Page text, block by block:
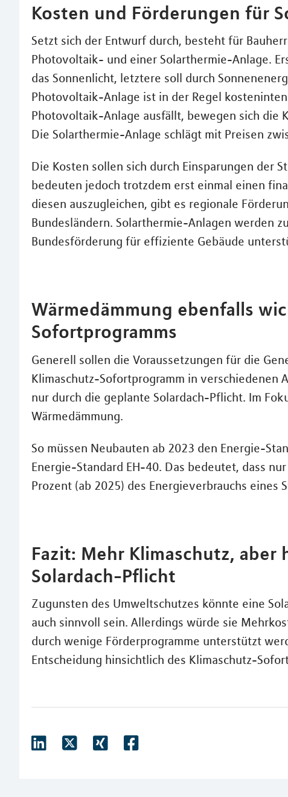
Kosten und Förderungen für
Setzt sich der Entwurf durch, besteht für
Photovoltaik- und einer Solarthermie-Anlage.
das Sonnenlicht, letztere soll durch
Photovoltaik-Anlage ist in der Regel
Photovoltaik-Anlage ausfällt, bewegen sich die
Die Solarthermie-Anlage schlägt mit Preisen
Die Kosten sollen sich durch Einsparungen der
bedeuten jedoch trotzdem erst einmal einen
diesen auszugleichen, gibt es regionale
Bundesländern. Solarthermie-Anlagen werden
Bundesförderung für effiziente Gebäude
Wärmedämmung ebenfalls
Sofortprogramms
Generell sollen die Voraussetzungen für die
Klimaschutz-Sofortprogramm in verschiedenen
nur durch die geplante Solardach-Pflicht. Im
Wärmedämmung.
So müssen Neubauten ab 2023 den Energie-
Energie-Standard EH-40. Das bedeutet, dass
Prozent (ab 2025) des Energieverbrauchs eines
Fazit: Mehr Klimaschutz, aber
Solardach-Pflicht
Zugunsten des Umweltschutzes könnte eine
auch sinnvoll sein. Allerdings würde sie
durch wenige Förderprogramme unterstützt
Entscheidung hinsichtlich des Klimaschutz-